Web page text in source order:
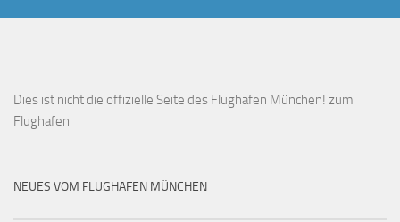
Dies ist nicht die offizielle Seite des Flughafen München! zum
Flughafen
NEUES VOM FLUGHAFEN MÜNCHEN